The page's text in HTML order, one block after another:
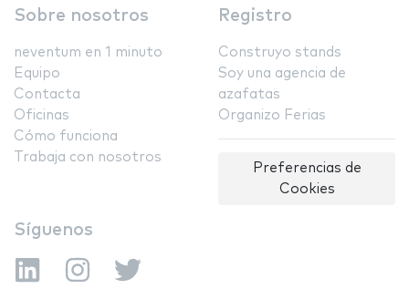
Sobre nosotros
neventum en 1 minuto
Equipo
Contacta
Oficinas
Cómo funciona
Trabaja con nosotros
Registro
Construyo stands
Soy una agencia de
azafatas
Organizo Ferias
Preferencias de
Cookies
Síguenos